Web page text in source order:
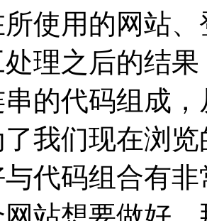
使用的网站
理之后的结
的代码组成
我们现在浏
代码组合有